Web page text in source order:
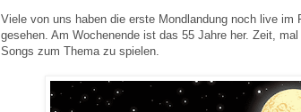
Viele von uns haben die erste Mondlandung noch live im
gesehen. Am Wochenende ist das 55 Jahre her. Zeit,
Songs zum Thema zu spielen.